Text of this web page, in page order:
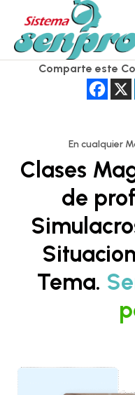
Comparte este
En cualquier
Clases
de
Tema.